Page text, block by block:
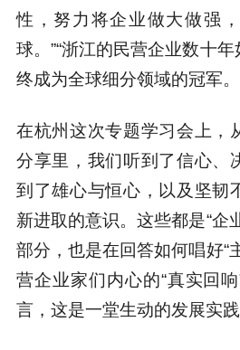
性，努力将企业做大做强
球。”“浙江的民营企业数十
终成为全球细分领域的冠军。
在杭州这次专题学习会上，
分享里，我们听到了信心、
到了雄心与恒心，以及坚韧
新进取的意识。这些都是“企
部分，也是在回答如何唱好“
营企业家们内心的“真实回
言，这是一堂生动的发展实践